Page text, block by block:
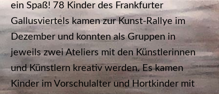
ein Spaß! 78 Kinder des Frankfurter
Gallusviertels kamen zur Kunst-Rallye im
Dezember und konnten als Gruppen in
jeweils zwei Ateliers mit den Künstlerinnen
und Künstlern kreativ werden. Es kamen
Kinder im Vorschulalter und Hortkinder mit